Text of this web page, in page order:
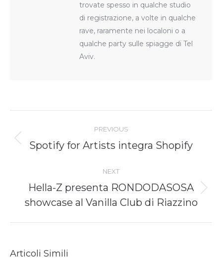
trovate spesso in qualche studio
di registrazione, a volte in qualche
rave, raramente nei localoni o a
qualche party sulle spiagge di Tel
Aviv.
PREVIOUS
Previous
Spotify for Artists integra Shopify
NEXT
Next
post:
Hella-Z presenta RONDODASOSA
showcase al Vanilla Club di Riazzino
Articoli Simili